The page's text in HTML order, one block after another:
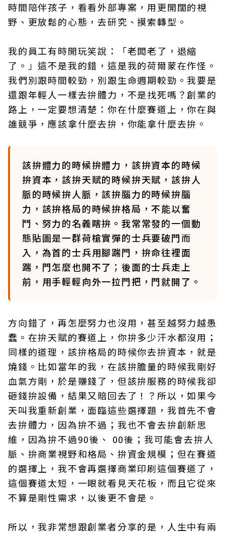
時間陪伴孩子，看看外部專案，用更開闊的視
野、更放鬆的心態，去研究、摸索轉型。
我的員工有時開玩笑說：「老闆老了，退縮
了。」這不是我的錯，這是我的荷爾蒙在作怪。
我們別跟時間較勁，別跟生命週期較勁。我要是
還跟年輕人一樣去拚體力，不是找死嗎？創業的
路上，一定要想清楚：你在什麼賽道上，你在與
誰競爭，應該拿什麼去拚，你能拿什麼去拚。
該拚體力的時候拚體力，該拚資本的時候
拚資本，該拚天賦的時候拚天賦，該拚人
脈的時候拚人脈，該拚腦力的時候拚腦
力，該拚格局的時候拚格局，不能以奮
鬥、努力的名義瞎拚。我常常發的一個動
態貼圖是一群荷槍實彈的士兵要破門而
入，為首的士兵用腳踹門，拚命往裡面
踹，門怎麼也開不了；後面的士兵走上
前，用手輕輕向外一拉門把，門就開了。
方向錯了，再怎麼努力也沒用，甚至越努力越愚
蠢。在拚天賦的賽道上，你拚多少汗水都沒用；
同樣的道理，該拚格局的時候你去拚資本，就是
燒錢。比如當年的我，在該拚膽量的時候我剛好
血氣方剛，於是賺錢了，但該拚服務的時候我卻
砸錢拚設備，結果又賠回去了！？所以，如果今
天叫我重新創業，面臨這些選擇題，我首先不會
去拚體力，因為拚不過；我也不會去拚創新思
維，因為拚不過90後、 00後；我可能會去拚人
脈、拚商業視野和格局、拚資金規模；但在賽道
的選擇上，我不會再選擇商業印刷這個賽道了，
這個賽道太短，一眼就看見天花板，而且它從來
不算是剛性需求，以後更不會是。
所以，我非常想跟創業者分享的是，人生中有兩